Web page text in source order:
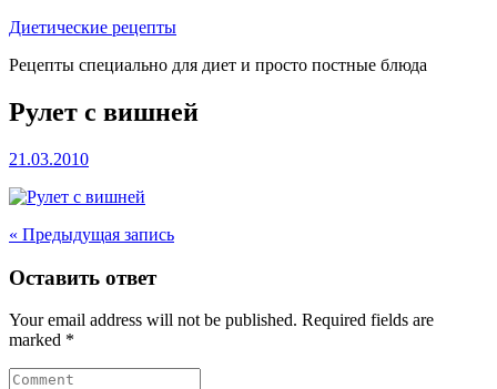
Перейти
содержимому
Диетические рецепты
Рецепты специально для диет и просто постные блюда
Рулет с вишней
21.03.2010
« Предыдущая запись
Оставить ответ
Your email address will not be published. Required fields are
marked *